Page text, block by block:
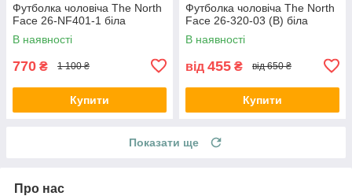
Футболка чоловіча The North
Face 26-NF401-1 біла
В наявності
770 ₴ 1 100 ₴
Купити
Футболка чоловіча The North
Face 26-320-03 (B) біла
В наявності
від 455 ₴ від 650 ₴
Купити
Показати ще
Про нас